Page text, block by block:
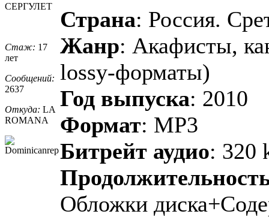
СЕРГУЛЕТ
Стаж: 17
лет
Сообщений:
2637
Откуда: LA
ROMANA
Страна: Россия.
Жанр: Акафисты,
lossy-форматы)
Год выпуска: 2010
Формат: MP3
Битрейт аудио: 320
Обложки